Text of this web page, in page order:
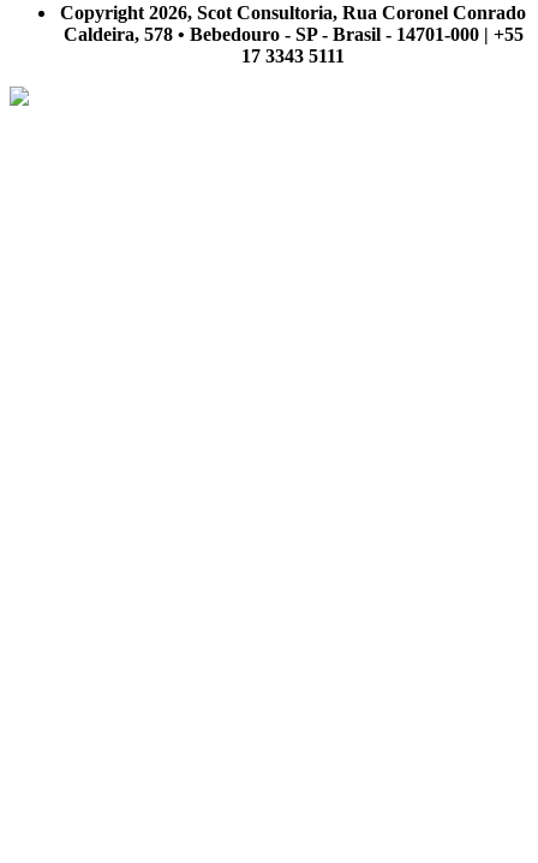
Copyright 2026, Scot Consultoria, Rua Coronel Conrado
Caldeira, 578 • Bebedouro - SP - Brasil - 14701-000 | +55
17 3343 5111